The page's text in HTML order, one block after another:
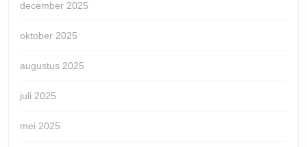
december 2025
oktober 2025
augustus 2025
juli 2025
mei 2025